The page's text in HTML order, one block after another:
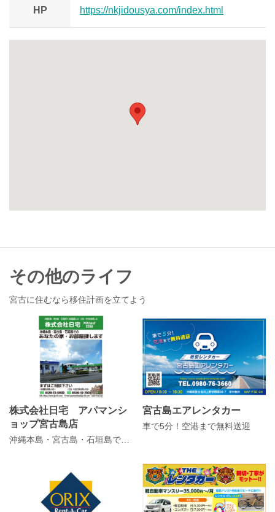
HP https://nkjidousya.com/index.html
その他のライフ
宮古に住むなら移住計画を立てよう
株式会社日宅 アパマンシ
ョップ宮古島店
宮古島エアレンタカー
車で5分！空港まで無料送迎